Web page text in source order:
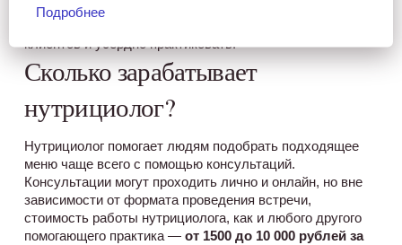
нутрициолог сможет вернуть в ближайшие полгода-год,
клиентов и усердно практиковать.
Сколько зарабатывает
нутрициолог?
Нутрициолог помогает людям подобрать подходящее
меню чаще всего с помощью консультаций.
Консультации могут проходить лично и онлайн, но вне
зависимости от формата проведения встречи,
стоимость работы нутрициолога, как и любого другого
помогающего практика — от 1500 до 10 000 рублей за
Подробнее